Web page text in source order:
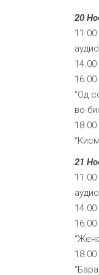
20
“Од
во
21